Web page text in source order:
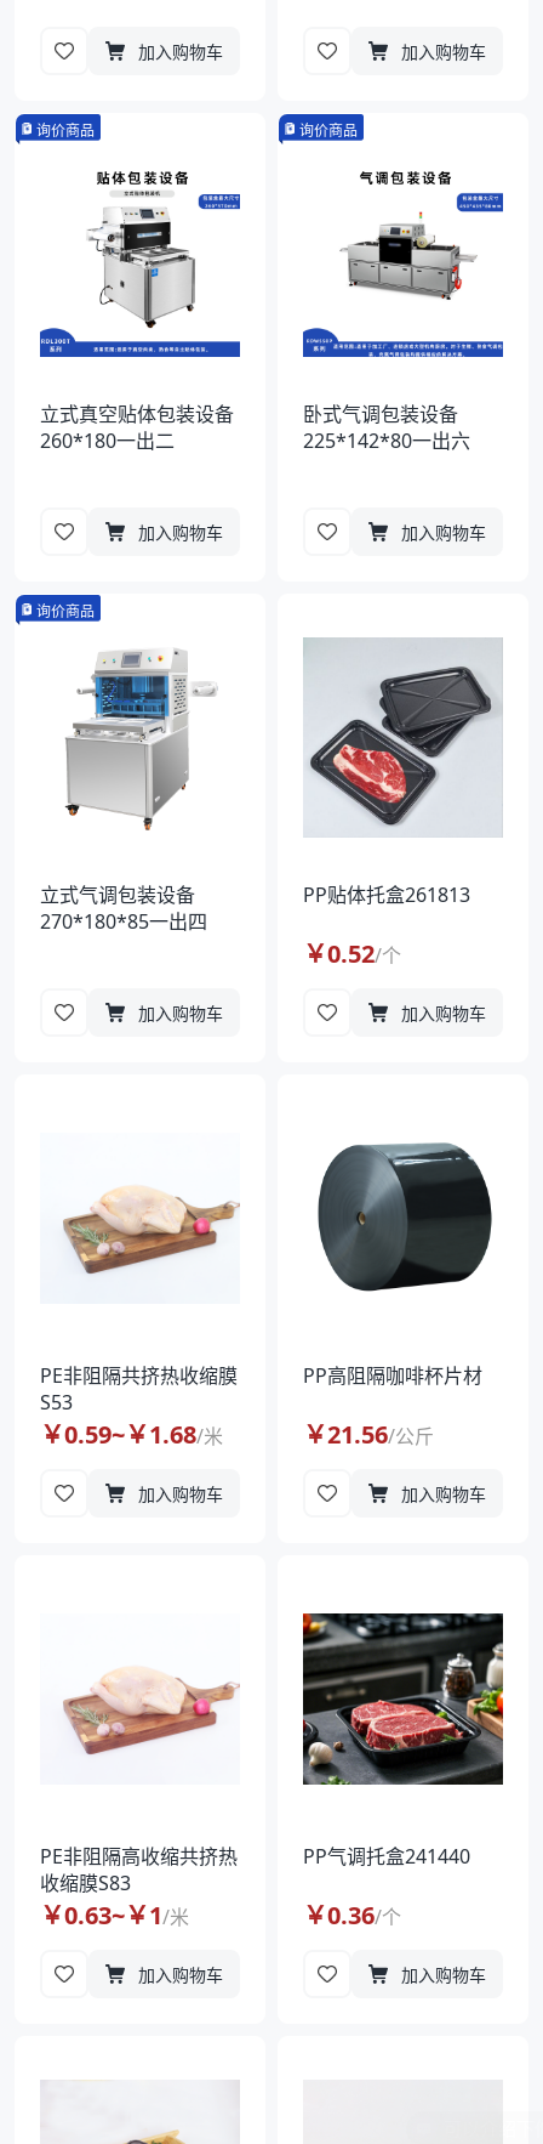
加入购物车 加入购物车
询价商品
立式真空贴体包装设备
260*180一出二
加入购物车
询价商品
卧式气调包装设备
225*142*80一出六
加入购物车
询价商品
立式气调包装设备
270*180*85一出四
加入购物车
PP贴体托盒261813
￥0.52/个
加入购物车
PE非阻隔共挤热收缩膜
S53
￥0.59~￥1.68/米
加入购物车
PP高阻隔咖啡杯片材
￥21.56/公斤
加入购物车
PE非阻隔高收缩共挤热
收缩膜S83
￥0.63~￥1/米
加入购物车
PP气调托盒241440
￥0.36/个
加入购物车